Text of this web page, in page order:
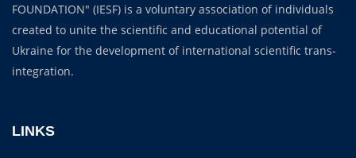
FOUNDATION" (IESF) is a voluntary association of individuals
created to unite the scientific and educational potential of
Ukraine for the development of international scientific trans-
integration.
LINKS